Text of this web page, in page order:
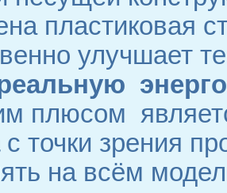
пластиковая
улучшает
плюсом
с точки зрения
на всём